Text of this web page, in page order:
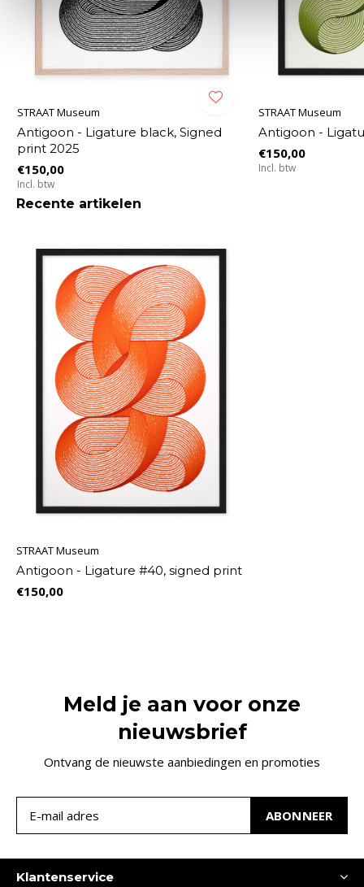
STRAAT Museum
Antigoon - Ligature black, Signed
print 2025
€150,00
Incl. btw
STRAAT Museum
Antigoon -
€150,00
Incl. btw
Recente artikelen
STRAAT Museum
Antigoon - Ligature #40, signed print
€150,00
Meld je aan voor onze
nieuwsbrief
Ontvang de nieuwste aanbiedingen en promoties
ABONNEER
Klantenservice